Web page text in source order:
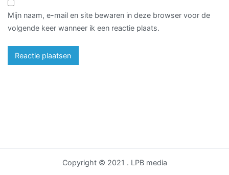
Mijn naam, e-mail en site bewaren in deze browser voor de
volgende keer wanneer ik een reactie plaats.
Copyright © 2021 . LPB media